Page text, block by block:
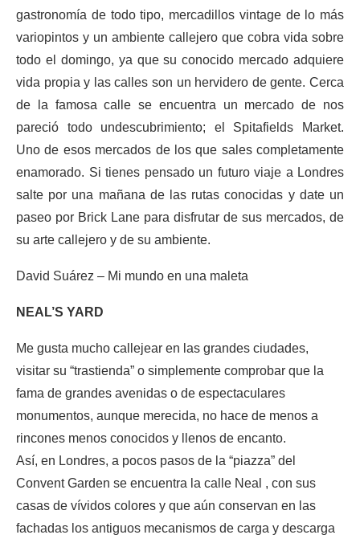
gastronomía de todo tipo, mercadillos vintage de lo más
variopintos y un ambiente callejero que cobra vida sobre
todo el domingo, ya que su conocido mercado adquiere
vida propia y las calles son un hervidero de gente. Cerca
de la famosa calle se encuentra un mercado de nos
pareció todo undescubrimiento; el Spitafields Market.
Uno de esos mercados de los que sales completamente
enamorado. Si tienes pensado un futuro viaje a Londres
salte por una mañana de las rutas conocidas y date un
paseo por Brick Lane para disfrutar de sus mercados, de
su arte callejero y de su ambiente.
David Suárez – Mi mundo en una maleta
NEAL’S YARD
Me gusta mucho callejear en las grandes ciudades,
visitar su “trastienda” o simplemente comprobar que la
fama de grandes avenidas o de espectaculares
monumentos, aunque merecida, no hace de menos a
rincones menos conocidos y llenos de encanto.
Así, en Londres, a pocos pasos de la “piazza” del
Convent Garden se encuentra la calle Neal , con sus
casas de vívidos colores y que aún conservan en las
fachadas los antiguos mecanismos de carga y descarga